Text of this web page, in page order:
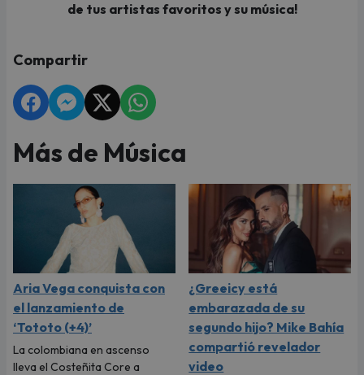
de tus artistas favoritos y su música!
Compartir
Más de Música
Aria Vega conquista con
el lanzamiento de
‘Tototo (+4)’
La colombiana en ascenso
lleva el Costeñita Core a
¿Greeicy está
embarazada de su
segundo hijo? Mike Bahía
compartió revelador
video